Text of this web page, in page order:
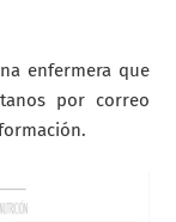
enfermera que
por correo